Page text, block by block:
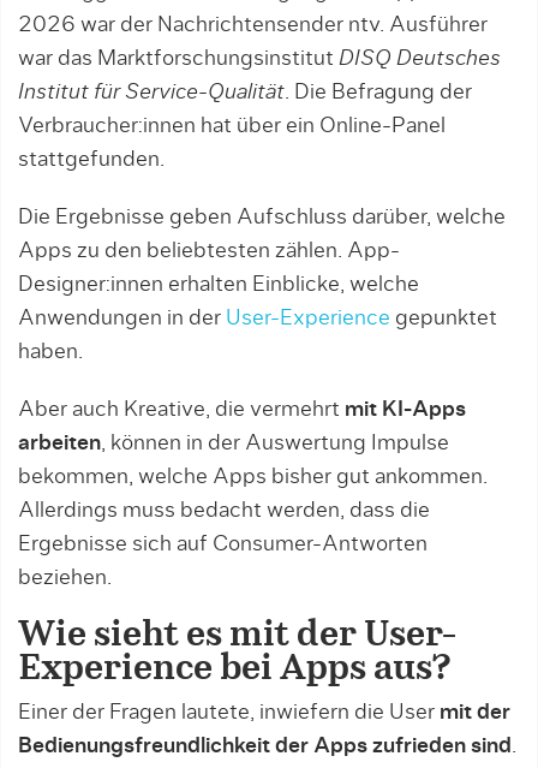
2026 war der Nachrichtensender ntv. Ausführer
war das Marktforschungsinstitut DISQ Deutsches
Institut für Service-Qualität. Die Befragung der
Verbraucher:innen hat über ein Online-Panel
stattgefunden.
Die Ergebnisse geben Aufschluss darüber, welche
Apps zu den beliebtesten zählen. App-
Designer:innen erhalten Einblicke, welche
Anwendungen in der User-Experience gepunktet
haben.
Aber auch Kreative, die vermehrt mit KI-Apps
arbeiten, können in der Auswertung Impulse
bekommen, welche Apps bisher gut ankommen.
Allerdings muss bedacht werden, dass die
Ergebnisse sich auf Consumer-Antworten
beziehen.
Wie sieht es mit der User-
Experience bei Apps aus?
Einer der Fragen lautete, inwiefern die User mit der
Bedienungsfreundlichkeit der Apps zufrieden sind .